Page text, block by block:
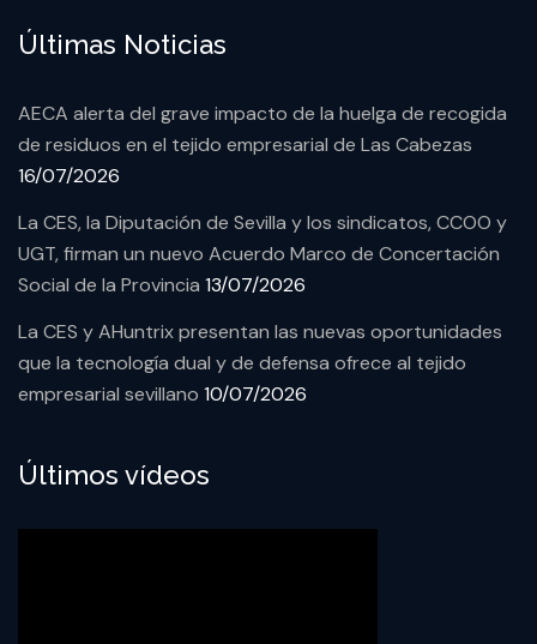
Últimas Noticias
AECA alerta del grave impacto de la huelga de recogida
de residuos en el tejido empresarial de Las Cabezas
16/07/2026
La CES, la Diputación de Sevilla y los sindicatos, CCOO y
UGT, firman un nuevo Acuerdo Marco de Concertación
Social de la Provincia 13/07/2026
La CES y AHuntrix presentan las nuevas oportunidades
que la tecnología dual y de defensa ofrece al tejido
empresarial sevillano 10/07/2026
Últimos vídeos